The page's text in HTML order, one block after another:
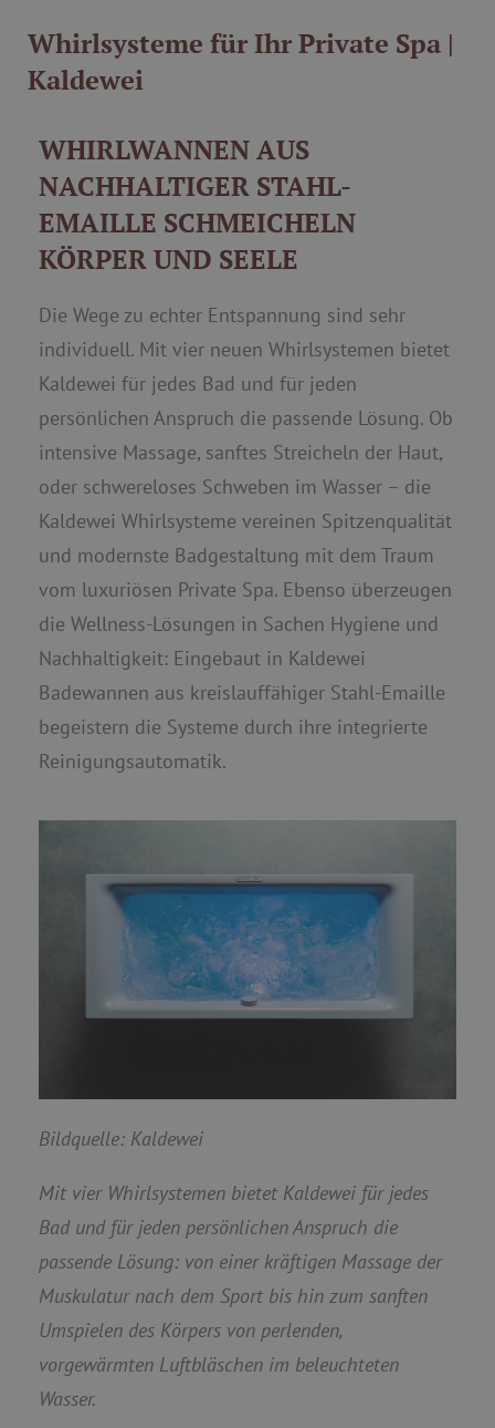
Whirlsysteme für Ihr Private Spa |
Kaldewei
WHIRLWANNEN AUS
NACHHALTIGER STAHL-
EMAILLE SCHMEICHELN
KÖRPER UND SEELE
Die Wege zu echter Entspannung sind sehr
individuell. Mit vier neuen Whirlsystemen bietet
Kaldewei für jedes Bad und für jeden
persönlichen Anspruch die passende Lösung. Ob
intensive Massage, sanftes Streicheln der Haut,
oder schwereloses Schweben im Wasser – die
Kaldewei Whirlsysteme vereinen Spitzenqualität
und modernste Badgestaltung mit dem Traum
vom luxuriösen Private Spa. Ebenso überzeugen
die Wellness-Lösungen in Sachen Hygiene und
Nachhaltigkeit: Eingebaut in Kaldewei
Badewannen aus kreislauffähiger Stahl-Emaille
begeistern die Systeme durch ihre integrierte
Reinigungsautomatik.
Bildquelle: Kaldewei
Mit vier Whirlsystemen bietet Kaldewei für jedes
Bad und für jeden persönlichen Anspruch die
passende Lösung: von einer kräftigen Massage der
Muskulatur nach dem Sport bis hin zum sanften
Umspielen des Körpers von perlenden,
vorgewärmten Luftbläschen im beleuchteten
Wasser.